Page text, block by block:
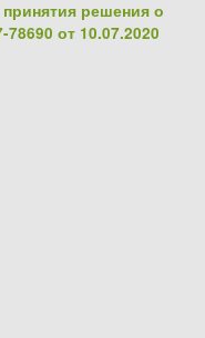
решения о
от 10.07.2020